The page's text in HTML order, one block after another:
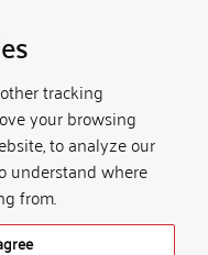
tracking
your browsing
to analyze our
understand where
from.